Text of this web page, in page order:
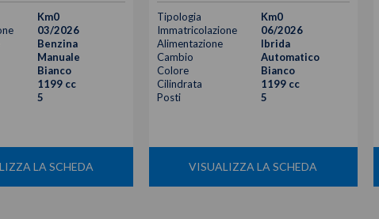
Km0
03/2026
Benzina
Manuale
Bianco
1199 cc
5
LA SCHEDA
Tipologia
Km0
Immatricolazione
06/2026
Alimentazione
Ibrida
Cambio
Automatico
Colore
Bianco
Cilindrata
1199 cc
Posti
5
VISUALIZZA LA SCHEDA